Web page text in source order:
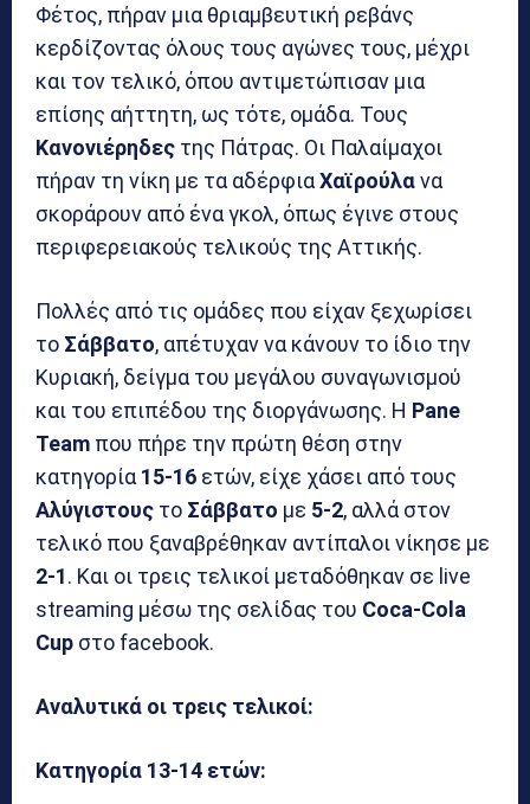
Φέτος, πήραν μια θριαμβευτική ρεβάνς
κερδίζοντας όλους τους αγώνες τους, μέχρι
και τον τελικό, όπου αντιμετώπισαν μια
επίσης αήττητη, ως τότε, ομάδα. Τους
Κανονιέρηδες της Πάτρας. Οι Παλαίμαχοι
πήραν τη νίκη με τα αδέρφιαΧαϊρούλανα
σκοράρουν από ένα γκολ, όπως έγινε στους
περιφερειακούς τελικούς της Αττικής.
Πολλές από τις ομάδες που είχαν ξεχωρίσει
το Σάββατο, απέτυχαν να κάνουν το ίδιο την
Κυριακή, δείγμα του μεγάλου συναγωνισμού
και του επιπέδου της διοργάνωσης. Η Pane
Team που πήρε την πρώτη θέση στην
κατηγορία 15-16 ετών, είχε χάσει από τους
Αλύγιστους το Σάββατο με 5-2, αλλά στον
τελικό που ξαναβρέθηκαν αντίπαλοι νίκησε με
2-1. Και οι τρεις τελικοί μεταδόθηκαν σε live
streaming μέσω της σελίδας του Coca-Cola
Cup στο facebook.
Αναλυτικά οι τρεις τελικοί:
Κατηγορία 13-14 ετών: